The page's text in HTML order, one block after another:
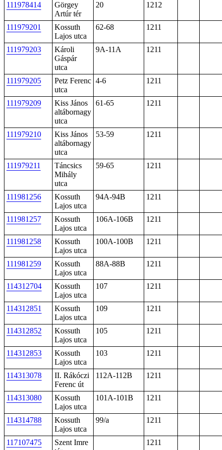
111978414
Görgey
Artúr tér
20 1212
111979201
Kossuth
Lajos utca
62-68 1211
111979203
Károli
Gáspár
utca
9A-11A 1211
111979205
Petz Ferenc
utca
4-6 1211
111979209
Kiss János
altábornagy
utca
61-65 1211
111979210
Kiss János
altábornagy
utca
53-59 1211
111979211
Táncsics
Mihály
utca
59-65 1211
111981256
Kossuth
Lajos utca
94A-94B 1211
111981257
Kossuth
Lajos utca
106A-106B 1211
111981258
Kossuth
Lajos utca
100A-100B 1211
111981259
Kossuth
Lajos utca
88A-88B 1211
114312704
Kossuth
Lajos utca
107 1211
114312851
Kossuth
Lajos utca
109 1211
114312852
Kossuth
Lajos utca
105 1211
114312853
Kossuth
Lajos utca
103 1211
114313078
II. Rákóczi
Ferenc út
112A-112B 1211
114313080
Kossuth
Lajos utca
101A-101B 1211
114314788
Kossuth
Lajos utca
99/a 1211
117107475
Szent Imre
1211